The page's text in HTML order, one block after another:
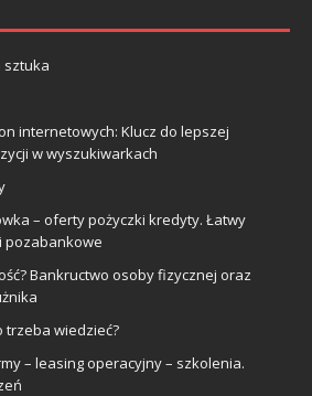
sztuka
internetowych: Klucz do lepszej
w wyszukiwarkach
– oferty pożyczki kredyty. Łatwy
pozabankowe
Bankructwo osoby fizycznej oraz
trzeba wiedzieć?
– leasing operacyjny – szkolenia.